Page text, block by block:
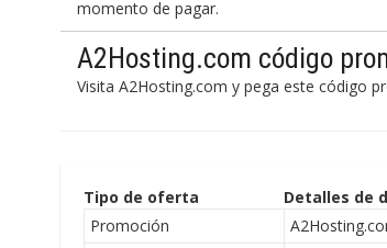
momento de pagar.
A2Hosting.com código
Visita A2Hosting.com y pega este código
Tipo de oferta Detalles de
Promoción